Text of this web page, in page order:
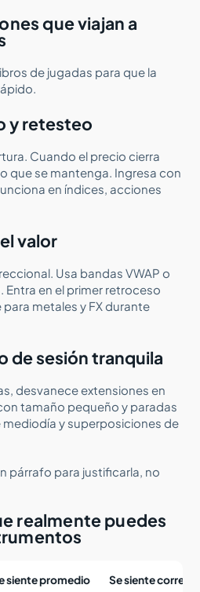
que viajan a
de jugadas para que la
y retesteo
Cuando el precio cierra
que se mantenga. Ingresa con
en índices, acciones
valor
Usa bandas VWAP o
Entra en el primer retroceso
metales y FX durante
de sesión tranquila
desvanece extensiones en
tamaño pequeño y paradas
mediodía y superposiciones de
párrafo para justificarla, no
realmente puedes
siente promedio Se siente